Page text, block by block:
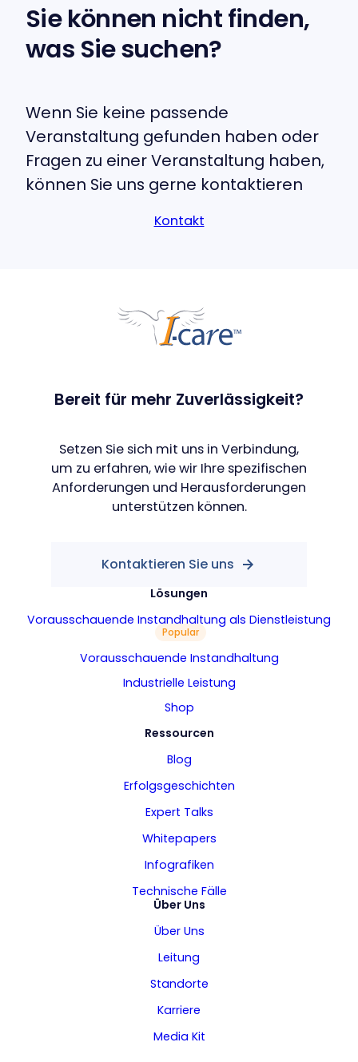
Sie können nicht finden,
was Sie suchen?
Wenn Sie keine passende
Veranstaltung gefunden haben oder
Fragen zu einer Veranstaltung haben,
können Sie uns gerne kontaktieren
Kontakt
Bereit für mehr Zuverlässigkeit?
Setzen Sie sich mit uns in Verbindung,
um zu erfahren, wie wir Ihre spezifischen
Anforderungen und Herausforderungen
unterstützen können.
Kontaktieren Sie uns
Lösungen
Vorausschauende Instandhaltung als Dienstleistung
Popular
Vorausschauende Instandhaltung
Industrielle Leistung
Shop
Ressourcen
Blog
Erfolgsgeschichten
Expert Talks
Whitepapers
Infografiken
Technische Fälle
Über Uns
Über Uns
Leitung
Standorte
Karriere
Media Kit